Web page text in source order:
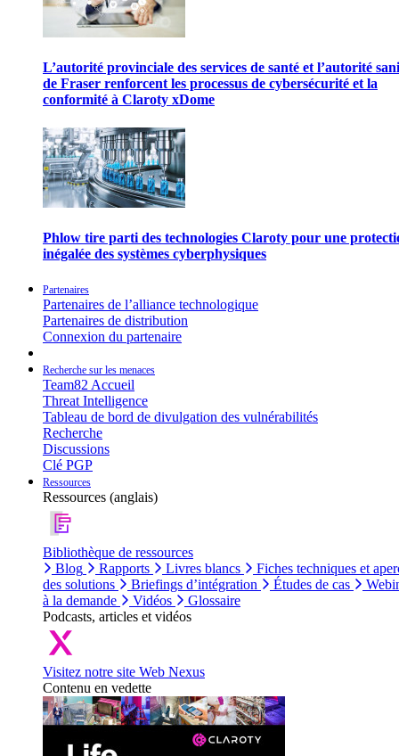
L’autorité provinciale des services de santé et l’autorité
de Fraser renforcent les processus de cybersécurité et la
conformité à Claroty xDome
Phlow tire parti des technologies Claroty pour une
inégalée des systèmes cyberphysiques
Partenaires
Partenaires de l’alliance technologique
Partenaires de distribution
Connexion du partenaire
Recherche sur les menaces
Team82 Accueil
Threat Intelligence
Tableau de bord de divulgation des vulnérabilités
Recherche
Discussions
Clé PGP
Ressources
Ressources (anglais)
Bibliothèque de ressources
Blog
Rapports Livres blancs
Fiches techniques et
des solutions
Briefings d’intégration Études de cas
à la demande
Vidéos
Glossaire
Podcasts, articles et vidéos
Visitez notre site Web Nexus
Contenu en vedette